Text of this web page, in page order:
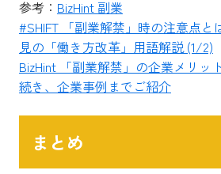
参考： BizHint 副業
#SHIFT 「副業解禁」時の注意点
見の「働き方改革」用語解説 (1/2)
BizHint 「副業解禁」の企業メリッ
続き、企業事例までご紹介
まとめ